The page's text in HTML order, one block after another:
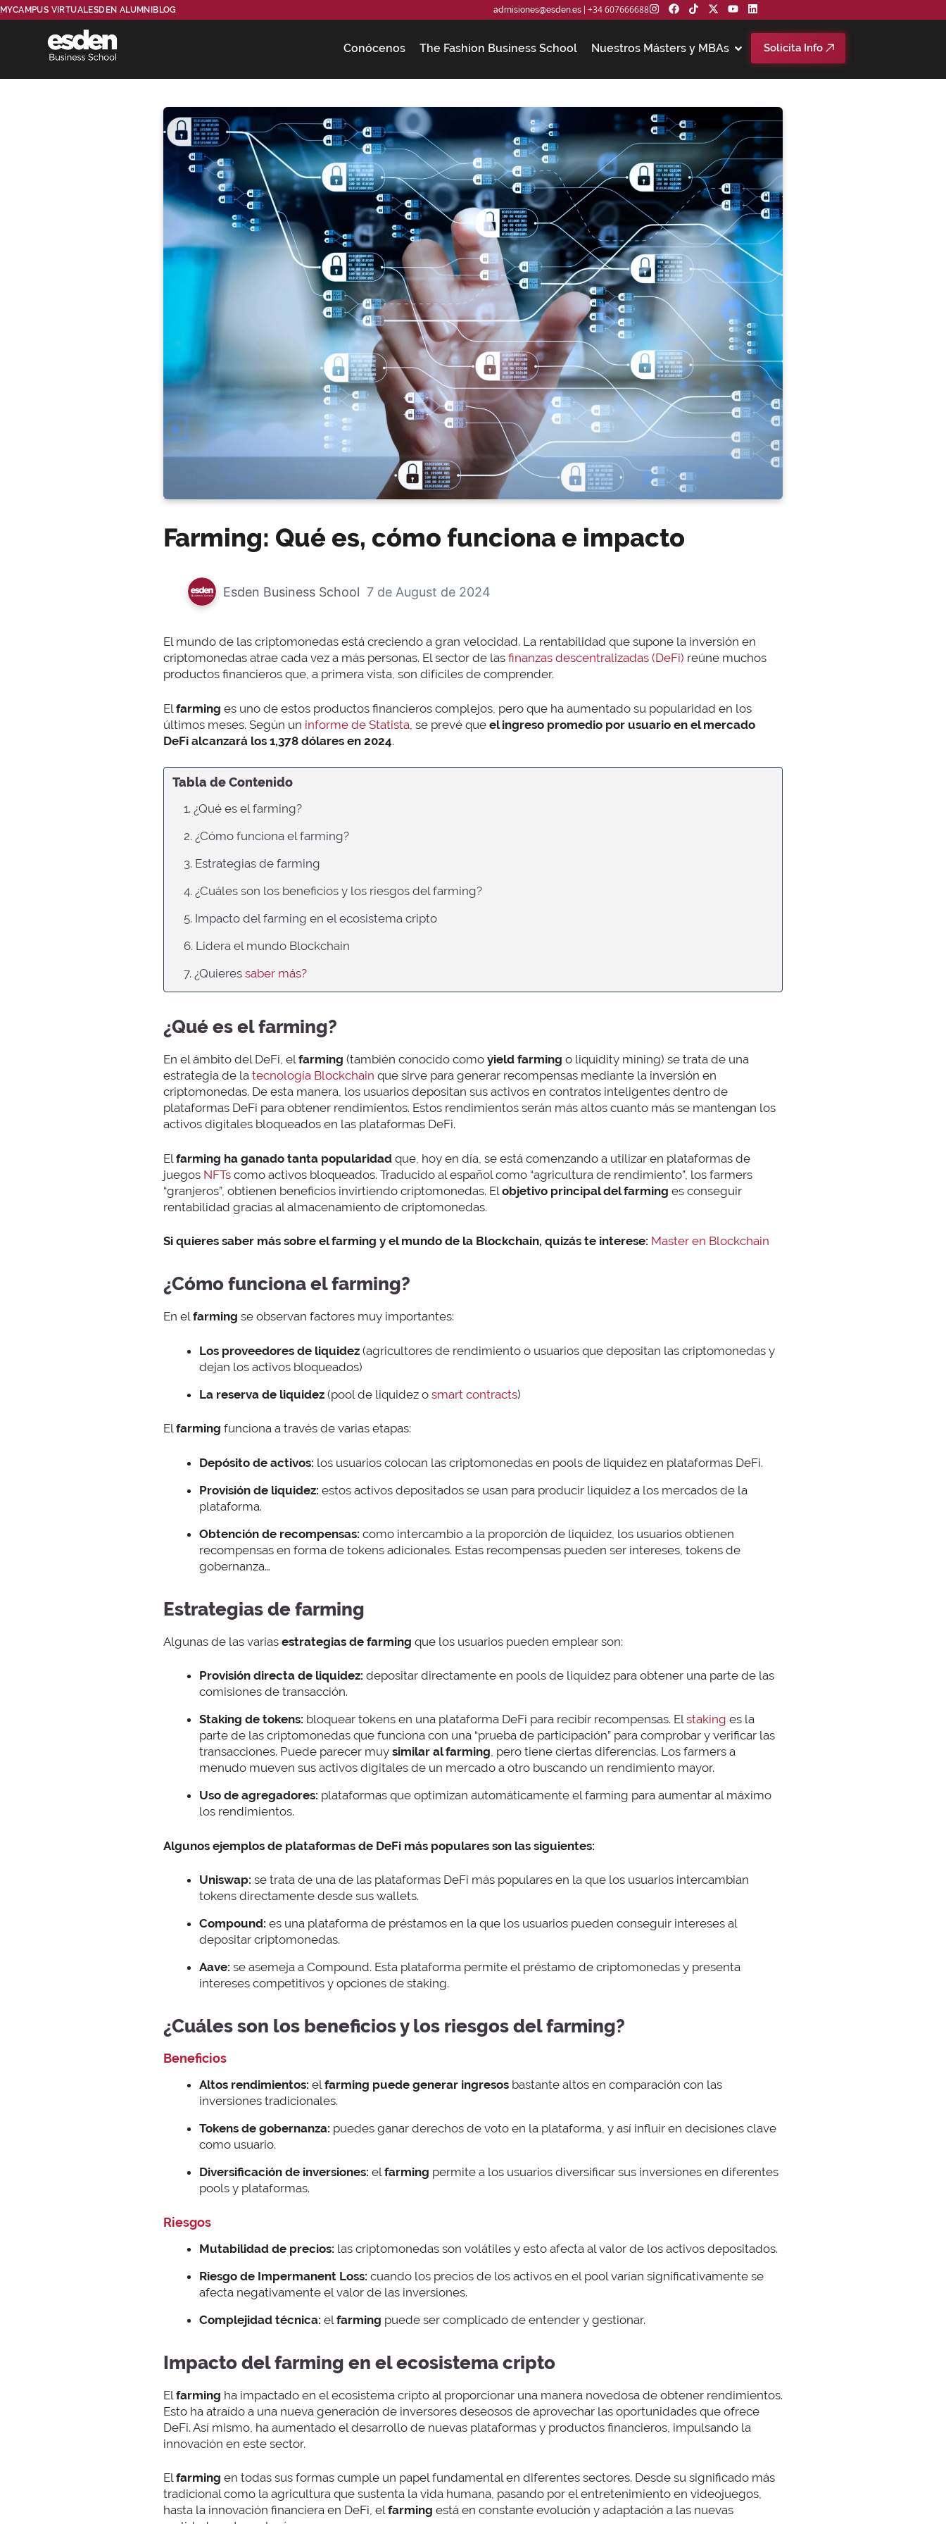
MYCAMPUS VIRTUALESDEN ALUMNI BLOG admisiones@esden.es| +34 607666688
Conócenos The Fashion Business School Nuestros Másters y MBAs Solicita Info
Farming: Qué es, cómo funciona e impacto
Esden Business School 7 de August de 2024
El mundo de las criptomonedas está creciendo a gran velocidad. La rentabilidad que supone la inversión en
criptomonedas atrae cada vez a más personas. El sector de las finanzas descentralizadas (DeFi) reúne muchos
productos financieros que, a primera vista, son difíciles de comprender.
El farming es uno de estos productos financieros complejos, pero que ha aumentado su popularidad en los
últimos meses. Según un informe de Statista , se prevé que el ingreso promedio por usuario en el mercado
DeFi alcanzará los 1,378 dólares en 2024.
Tabla de Contenido
1. ¿Qué es el farming?
2. ¿Cómo funciona el farming?
3. Estrategias de farming
4. ¿Cuáles son los beneficios y los riesgos del farming?
5. Impacto del farming en el ecosistema cripto
6. Lidera el mundo Blockchain
7. ¿Quieres saber más?
¿Qué es el farming?
En el ámbito del DeFi, elfarming (también conocido como yield farming o liquidity mining) se trata de una
estrategia de la tecnología Blockchain que sirve para generar recompensas mediante la inversión en
criptomonedas. De esta manera, los usuarios depositan sus activos en contratos inteligentes dentro de
plataformas DeFi para obtener rendimientos. Estos rendimientos serán más altos cuanto más se mantengan los
activos digitales bloqueados en las plataformas DeFi.
El farming ha ganado tanta popularidad que, hoy en día, se está comenzando a utilizar en plataformas de
juegos NFTs como activos bloqueados. Traducido al español como “agricultura de rendimiento”, los farmers
“granjeros”, obtienen beneficios invirtiendo criptomonedas. El objetivo principal del farming es conseguir
rentabilidad gracias al almacenamiento de criptomonedas.
Si quieres saber más sobre el farming y el mundo de la Blockchain, quizás te interese: Master en Blockchain
¿Cómo funciona el farming?
En elfarming se observan factores muy importantes:
Los proveedores de liquidez (agricultores de rendimiento o usuarios que depositan las criptomonedas y
dejan los activos bloqueados)
La reserva de liquidez (pool de liquidez o smart contracts)
Elfarming funciona a través de varias etapas:
Depósito de activos: los usuarios colocan las criptomonedas en pools de liquidez en plataformas DeFi.
Provisión de liquidez: estos activos depositados se usan para producir liquidez a los mercados de la
plataforma.
Obtención de recompensas: como intercambio a la proporción de liquidez, los usuarios obtienen
recompensas en forma de tokens adicionales. Estas recompensas pueden ser intereses, tokens de
gobernanza…
Estrategias de farming
Algunas de las varias estrategias de farming que los usuarios pueden emplear son:
Provisión directa de liquidez: depositar directamente en pools de liquidez para obtener una parte de las
comisiones de transacción.
Staking de tokens: bloquear tokens en una plataforma DeFi para recibir recompensas. Elstaking es la
parte de las criptomonedas que funciona con una “prueba de participación” para comprobar y verificar las
transacciones. Puede parecer muy similar al farming, pero tiene ciertas diferencias. Los farmers a
menudo mueven sus activos digitales de un mercado a otro buscando un rendimiento mayor.
Uso de agregadores: plataformas que optimizan automáticamente el farming para aumentar al máximo
los rendimientos.
Algunos ejemplos de plataformas de DeFi más populares son las siguientes:
Uniswap: se trata de una de las plataformas DeFi más populares en la que los usuarios intercambian
tokens directamente desde sus wallets.
Compound: es una plataforma de préstamos en la que los usuarios pueden conseguir intereses al
depositar criptomonedas.
Aave: se asemeja a Compound. Esta plataforma permite el préstamo de criptomonedas y presenta
intereses competitivos y opciones de staking.
¿Cuáles son los beneficios y los riesgos del farming?
Beneficios
Altos rendimientos: elfarming puede generar ingresos bastante altos en comparación con las
inversiones tradicionales.
Tokens de gobernanza: puedes ganar derechos de voto en la plataforma, y así influir en decisiones clave
como usuario.
Diversificación de inversiones: elfarming permite a los usuarios diversificar sus inversiones en diferentes
pools y plataformas.
Riesgos
Mutabilidad de precios: las criptomonedas son volátiles y esto afecta al valor de los activos depositados.
Riesgo de Impermanent Loss: cuando los precios de los activos en el pool varían significativamente se
afecta negativamente el valor de las inversiones.
Complejidad técnica: el farming puede ser complicado de entender y gestionar.
Impacto del farming en el ecosistema cripto
El farming ha impactado en el ecosistema cripto al proporcionar una manera novedosa de obtener rendimientos.
Esto ha atraído a una nueva generación de inversores deseosos de aprovechar las oportunidades que ofrece
DeFi. Así mismo, ha aumentado el desarrollo de nuevas plataformas y productos financieros, impulsando la
innovación en este sector.
Elfarming en todas sus formas cumple un papel fundamental en diferentes sectores. Desde su significado más
tradicional como la agricultura que sustenta la vida humana, pasando por el entretenimiento en videojuegos,
hasta la innovación financiera en DeFi, elfarming está en constante evolución y adaptación a las nuevas